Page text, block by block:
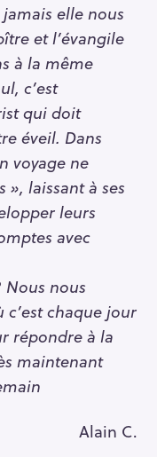
elle nous
et l’évangile
à la même
c’est
qui doit
éveil. Dans
voyage ne
laissant à ses
leurs
avec
Nous nous
chaque jour
répondre à la
maintenant
Alain C.